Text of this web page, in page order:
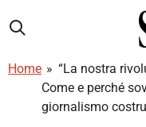
al
principale
Home » “La nostra
Come e perché
giornalismo